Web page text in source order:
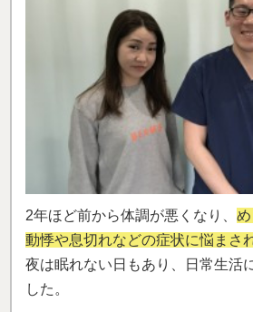
2年ほど前から体調が悪くなり、 め
動悸や息切れなどの症状に悩まさ
夜は眠れない日もあり、日常生活
した。